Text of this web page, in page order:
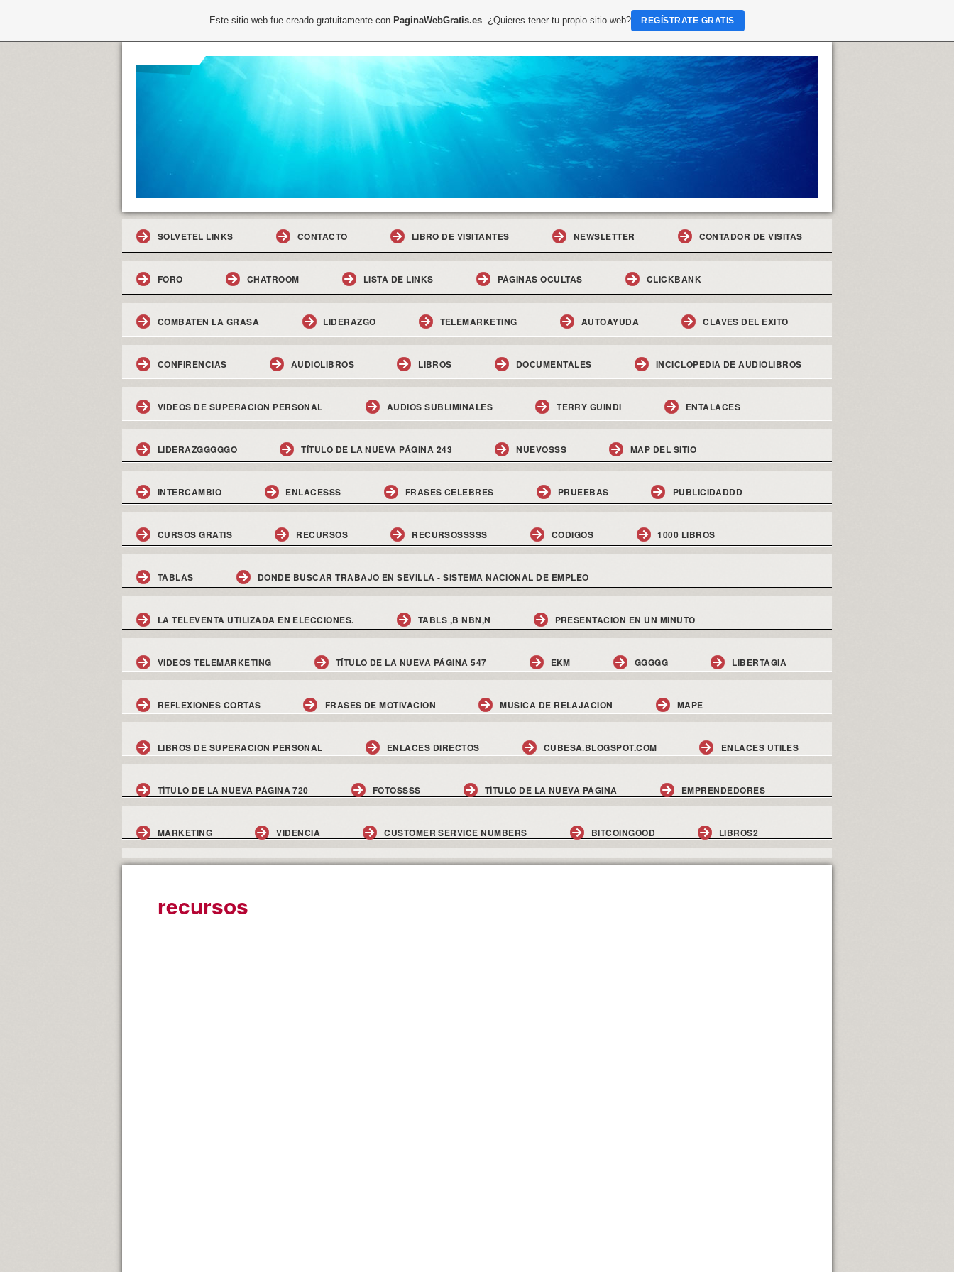
SOLVETEL LINKS CONTACTO LIBRO DE VISITANTES NEWSLETTER CONTADOR DE VISITAS
FORO CHATROOM LISTA DE LINKS PÁGINAS OCULTAS CLICKBANK
COMBATEN LA GRASA LIDERAZGO TELEMARKETING AUTOAYUDA CLAVES DEL EXITO
CONFIRENCIAS AUDIOLIBROS LIBROS DOCUMENTALES INCICLOPEDIA DE AUDIOLIBROS
VIDEOS DE SUPERACION PERSONAL AUDIOS SUBLIMINALES TERRY GUINDI ENTALACES
LIDERAZGGGGGO TÍTULO DE LA NUEVA PÁGINA 243 NUEVOSSS MAP DEL SITIO
INTERCAMBIO ENLACESSS FRASES CELEBRES PRUEEBAS PUBLICIDADDD
CURSOS GRATIS RECURSOS RECURSOSSSSS CODIGOS 1000 LIBROS
TABLAS DONDE BUSCAR TRABAJO EN SEVILLA - SISTEMA NACIONAL DE EMPLEO
LA TELEVENTA UTILIZADA EN ELECCIONES. TABLS ,B NBN,N PRESENTACION EN UN MINUTO
VIDEOS TELEMARKETING TÍTULO DE LA NUEVA PÁGINA 547 EKM GGGGG LIBERTAGIA
REFLEXIONES CORTAS FRASES DE MOTIVACION MUSICA DE RELAJACION MAPE
LIBROS DE SUPERACION PERSONAL ENLACES DIRECTOS CUBESA.BLOGSPOT.COM ENLACES UTILES
TÍTULO DE LA NUEVA PÁGINA 720 FOTOSSSS TÍTULO DE LA NUEVA PÁGINA EMPRENDEDORES
MARKETING VIDENCIA CUSTOMER SERVICE NUMBERS BITCOINGOOD LIBROS2
recursos
Este sitio web fue creado gratuitamente con PaginaWebGratis.es. ¿Quieres tener tu propio sitio web? REGÍSTRATE GRATIS